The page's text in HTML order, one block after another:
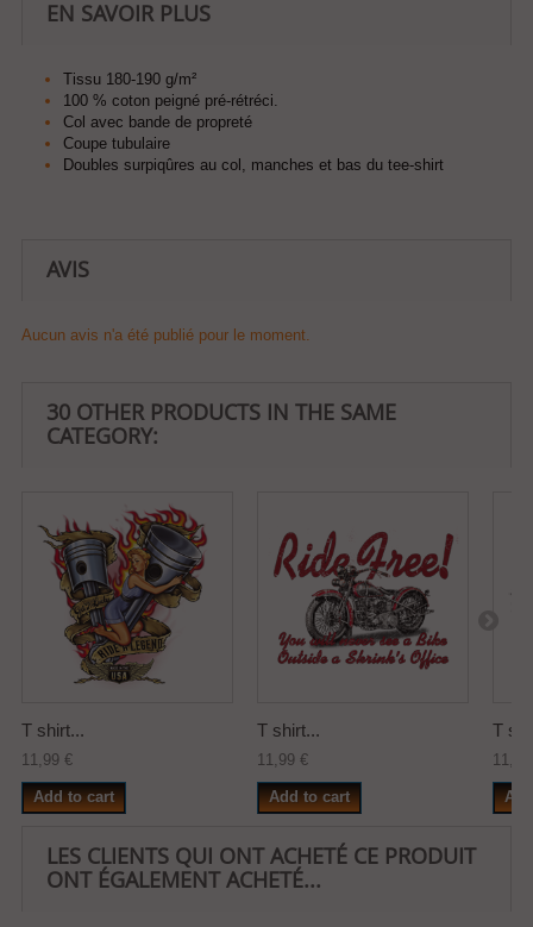
EN SAVOIR PLUS
Tissu 180-190 g/m²
100 % coton peigné pré-rétréci.
Col avec bande de propreté
Coupe tubulaire
Doubles surpiqûres au col, manches et bas du tee-shirt
AVIS
Aucun avis n'a été publié pour le moment.
30 OTHER PRODUCTS IN THE SAME
CATEGORY:
T shirt...
11,99 €
Add to cart
T shirt...
11,99 €
Add to cart
T
LES CLIENTS QUI ONT ACHETÉ CE PRODUIT
ONT ÉGALEMENT ACHETÉ...